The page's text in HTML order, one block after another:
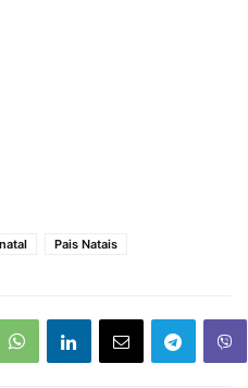
natal Pais Natais